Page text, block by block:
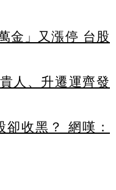
金」又漲停 台股
人、升遷運齊發
收黑？ 網嘆：